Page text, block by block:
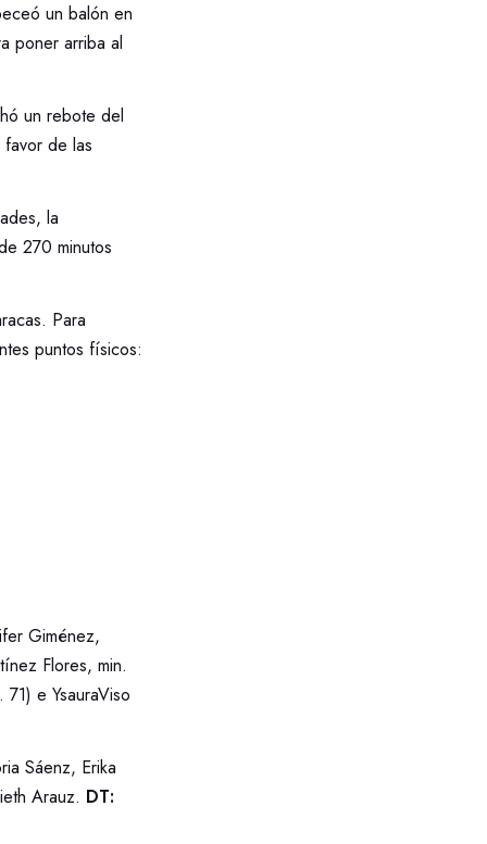
un balón en
poner arriba al
un rebote del
de las
la
270 minutos
Para
puntos físicos:
Giménez,
Flores, min.
e YsauraViso
Sáenz, Erika
Arauz. DT: